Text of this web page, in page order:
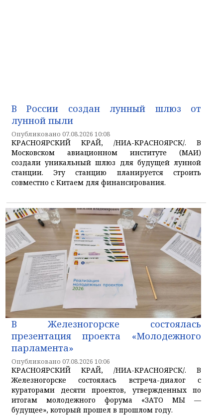
В России создан лунный шлюз от
лунной пыли
Опубликовано 07.08.2026 10:08
КРАСНОЯРСКИЙ КРАЙ, /НИА-КРАСНОЯРСК/. В
Московском авиационном институте (МАИ)
создали уникальный шлюз для будущей лунной
станции. Эту станцию планируется строить
совместно с Китаем для финансирования.
В Железногорске состоялась
презентация проекта «Молодежного
парламента»
Опубликовано 07.08.2026 10:06
КРАСНОЯРСКИЙ КРАЙ, /НИА-КРАСНОЯРСК/. В
Железногорске состоялась встреча-диалог с
кураторами десяти проектов, утвержденных по
итогам молодежного форума «ЗАТО МЫ —
будущее», который прошел в прошлом году.